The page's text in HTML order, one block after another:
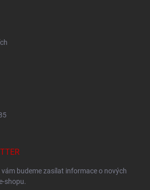
budeme zasílat informace o nových
shopu.